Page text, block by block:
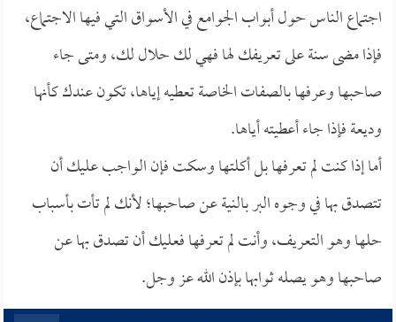
اجتماع الناس حول أبواب الجوامع في الأسواق التي فيها الاجتماع،
فإذا مضى سنة على تعريفك لها فهي لك حلال لك، ومتى جاء
صاحبها وعرفها بالصفات الخاصة تعطيه إياها، تكون عندك كأنها
وديعة فإذا جاء أعطيته أياها.
أما إذا كنت لم تعرفها بل أكلتها وسكت فإن الواجب عليك أن
تتصدق بها في وجوه البر بالنية عن صاحبها؛ لأنك لم تأت بأسباب
حلها وهو التعريف، وأنت لم تعرفها فعليك أن تصدق بها عن
صاحبها وهو يصله ثوابها بإذن الله عز وجل.